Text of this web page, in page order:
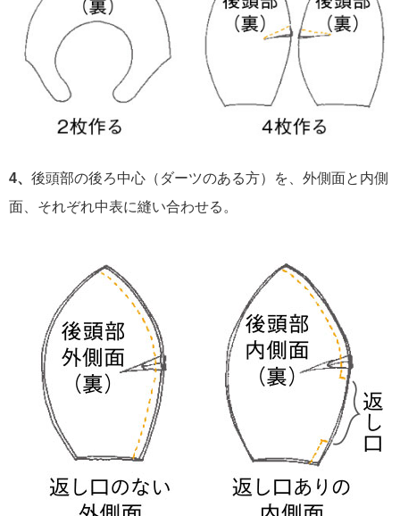
4、 後頭部の後ろ中心（ダーツのある方）を、外側面と内側
面、それぞれ中表に縫い合わせる。